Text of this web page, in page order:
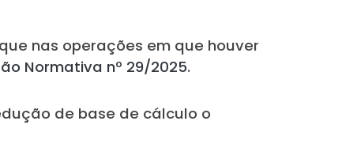
nas operações em que houver
Normativa nº 29/2025.
de base de cálculo o